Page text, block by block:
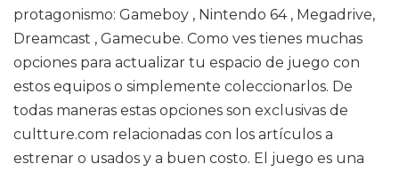
protagonismo: Gameboy , Nintendo 64 , Megadrive,
Dreamcast , Gamecube. Como ves tienes muchas
opciones para actualizar tu espacio de juego con
estos equipos o simplemente coleccionarlos. De
todas maneras estas opciones son exclusivas de
cultture.com relacionadas con los artículos a
estrenar o usados y a buen costo. El juego es una